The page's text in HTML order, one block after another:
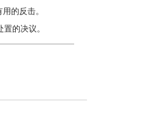
的反击。
的决议。